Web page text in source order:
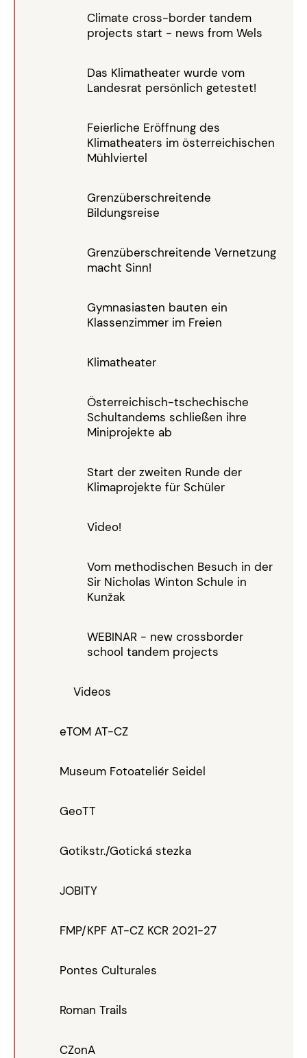
Climate cross-border tandem
projects start - news from Wels
Das Klimatheater wurde vom
Landesrat persönlich getestet!
Feierliche Eröffnung des
Klimatheaters im österreichischen
Mühlviertel
Grenzüberschreitende
Bildungsreise
Grenzüberschreitende Vernetzung
macht Sinn!
Gymnasiasten bauten ein
Klassenzimmer im Freien
Klimatheater
Österreichisch-tschechische
Schultandems schließen ihre
Miniprojekte ab
Start der zweiten Runde der
Klimaprojekte für Schüler
Video!
Vom methodischen Besuch in der
Sir Nicholas Winton Schule in
Kunžak
WEBINAR - new crossborder
school tandem projects
Videos
eTOM AT-CZ
Museum Fotoateliér Seidel
GeoTT
Gotikstr./Gotická stezka
JOBITY
FMP/KPF AT-CZ KCR 2021-27
Pontes Culturales
Roman Trails
CZonA